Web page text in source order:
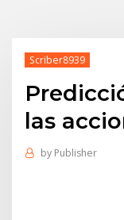
Scriber8939
las
by Publisher